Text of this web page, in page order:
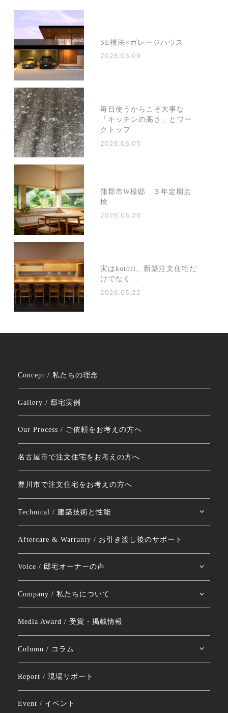
SE構法×ガレージハウス
2026.06.09
毎日使うからこそ大事な
「キッチンの高さ」とワー
クトップ
2026.06.05
蒲郡市W様邸 ３年定期点
検
2026.05.26
実はkotori、新築注文住宅だ
けでなく…
2026.05.22
Concept / 私たちの理念
Gallery / 邸宅実例
Our Process / ご依頼をお考えの方へ
名古屋市で注文住宅をお考えの方へ
豊川市で注文住宅をお考えの方へ
Technical / 建築技術と性能
Aftercare & Warranty / お引き渡し後のサポート
Voice / 邸宅オーナーの声
Company / 私たちについて
Media Award / 受賞・掲載情報
Column / コラム
Report / 現場リポート
Event / イベント